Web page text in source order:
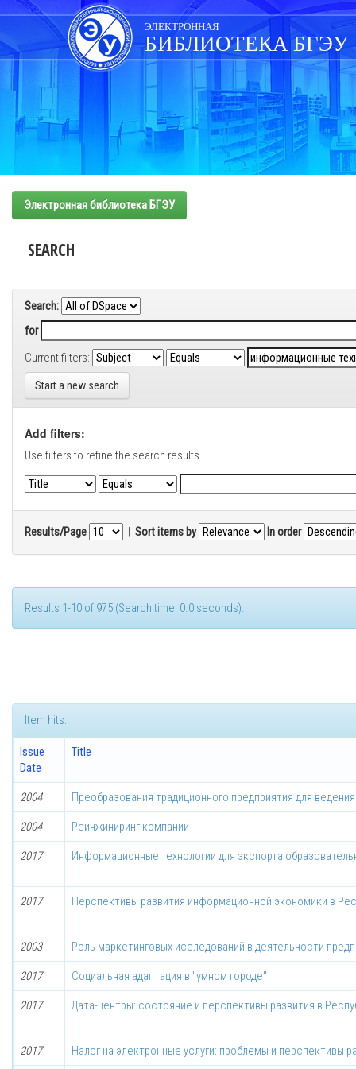
Skip
navigation
ЭЛЕКТРОННАЯ
БИБЛИОТЕКА БГЭУ
Электронная библиотека БГЭУ
SEARCH
Search:
for
Current filters:
Start a new search
Add filters:
Use filters to refine the search results.
Results/Page | Sort items by In order
Results 1-10 of 975 (Search time: 0.0 seconds).
Item hits:
Issue
Date
Title
2004 Преобразования традиционного предприятия для
2004 Реинжиниринг компании
2017 Информационные технологии для экспорта
2017 Перспективы развития информационной экономики в
2003 Роль маркетинговых исследований в деятельности
2017 Социальная адаптация в "умном городе"
2017 Дата-центры: состояние и перспективы развития в
2017 Налог на электронные услуги: проблемы и перспективы